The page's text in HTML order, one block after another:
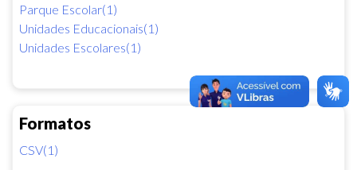
Parque Escolar(1)
Unidades Educacionais(1)
Unidades Escolares(1)
Formatos
CSV(1)